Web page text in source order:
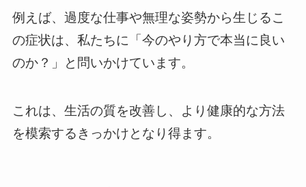
例えば、過度な仕事や無理な姿勢から生じるこ
の症状は、私たちに「今のやり方で本当に良い
のか？」と問いかけています。
これは、生活の質を改善し、より健康的な方法
を模索するきっかけとなり得ます。